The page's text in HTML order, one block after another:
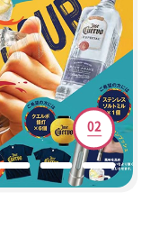
01
02
03
04
ーン
05
開
06
と
07
08